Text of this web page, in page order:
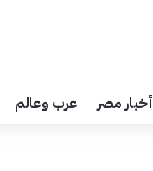
أخبار مصر عرب وعالم